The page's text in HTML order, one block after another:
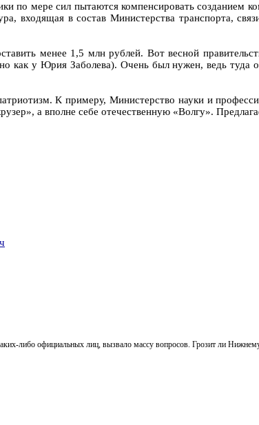
по мере сил пытаются компенсировать
входящая в состав Министерства транспорта,
менее 1,5 млн рублей. Вот весной
как у Юрия Заболева). Очень был нужен, ведь туда
К примеру, Министерство науки и
а вполне себе отечественную «Волгу».
либо официальных лиц, вызвало массу вопросов. Грозит ли